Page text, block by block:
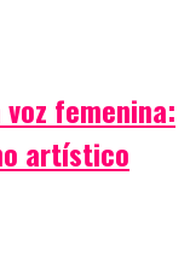
femenina:
artístico